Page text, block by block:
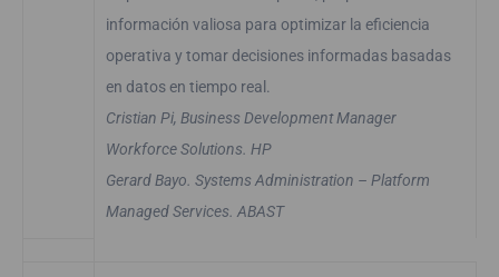
información valiosa para optimizar la eficiencia
operativa y tomar decisiones informadas basadas
en datos en tiempo real.
Cristian Pi, Business Development Manager
Workforce Solutions. HP
Gerard Bayo. Systems Administration – Platform
Managed Services. ABAST